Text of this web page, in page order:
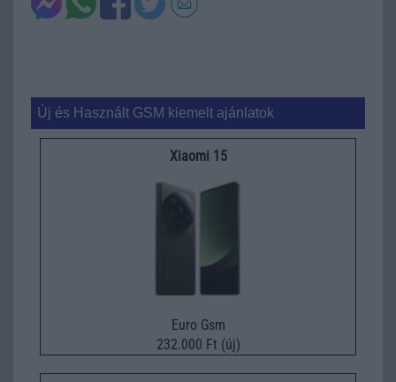
Új és Használt GSM kiemelt ajánlatok
Xiaomi 15
Euro Gsm
232.000 Ft (új)